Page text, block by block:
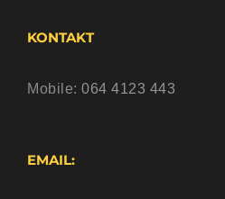
KONTAKT
Mobile: 064 4123 443
EMAIL: